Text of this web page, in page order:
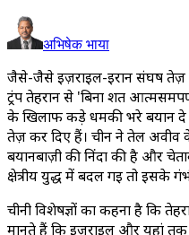
अभिषेक भाया
जैसे-जैसे इज़राइल-ईरान संघर्ष तेज़
ट्रंप तेहरान से 'बिना शर्त
के खिलाफ कड़े धमकी भरे बयान दे
तेज़ कर दिए हैं। चीन ने तेल अवीव
बयानबाज़ी की निंदा की है और
क्षेत्रीय युद्ध में बदल गई तो इसके
चीनी विशेषज्ञों का कहना है कि
मानते हैं कि इज़राइल और यहां